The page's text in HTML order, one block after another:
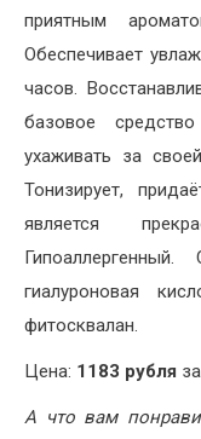
приятным
Обеспечивает
часов.
базовое
ухаживать за
Тонизирует,
является
гиалуроновая
фитосквалан.
Цена: 1183 рубля
А что вам